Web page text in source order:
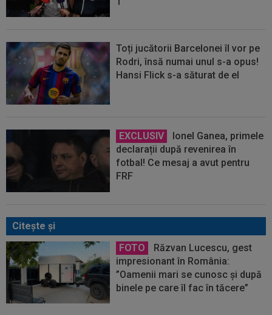
Toți jucătorii Barcelonei îl vor pe
Rodri, însă numai unul s-a opus!
Hansi Flick s-a săturat de el
EXCLUSIV
Ionel Ganea, primele
declarații după revenirea în
fotbal! Ce mesaj a avut pentru
FRF
Citeşte şi
FOTO
Răzvan Lucescu, gest
impresionant în România:
”Oamenii mari se cunosc și după
binele pe care îl fac în tăcere”